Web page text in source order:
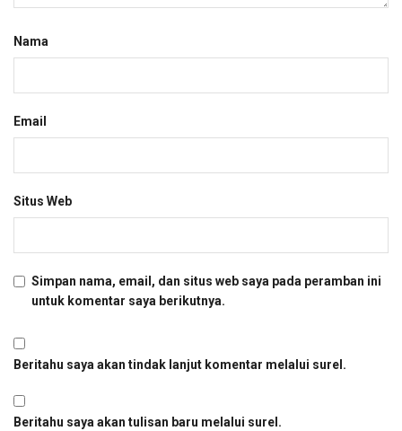
Nama
Email
Situs Web
Simpan nama, email, dan situs web saya pada peramban ini
untuk komentar saya berikutnya.
Beritahu saya akan tindak lanjut komentar melalui surel.
Beritahu saya akan tulisan baru melalui surel.